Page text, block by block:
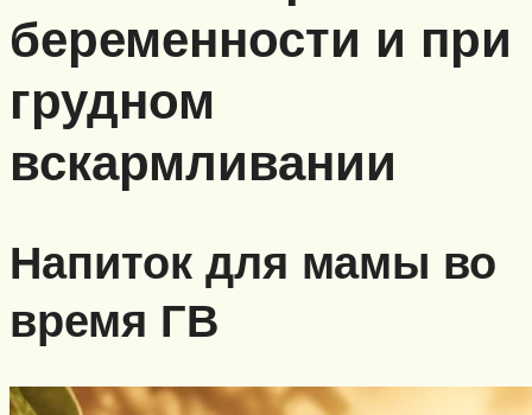
беременности и при
грудном
вскармливании
Напиток для мамы во
время ГВ